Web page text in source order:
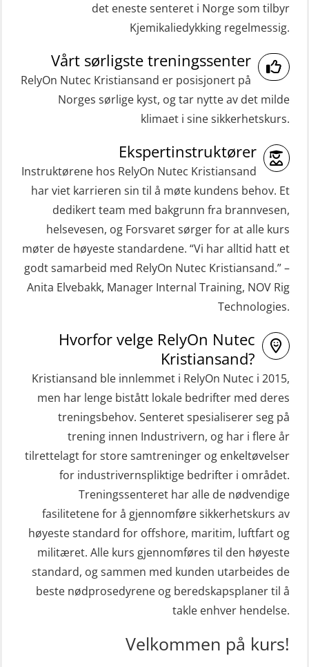
Grunnleggende sikkerhetskurs –
beredskapspersonell med E-læring
(OBSBLE044)
HLO/MOB/Søk- og Redningslag
HLO/Søk & Redningslag kombinasjon
– repetisjon (OSC1161)
Helikopterevakuering inkl.
Pustelunge (OSE1251)
Helikopterevakuering med HABD,
inkl. Brannslukking og Førstehjelp-
sivile mannskaper (FSC119)
inkl. brannslukning (FSC121)
Hjertestarter brukerkurs (OFA107)
Kombi Søk og Redningslag og HLO
repetisjonskurs med e-læring
(ABSBLE010)
Kondisjonstest (OSC151)
Ledertrening i beredskap og
krisehåndtering for plattformsjefer
(OER105)
Livbåtfører FF1200 repetisjon
(OSE1431)
Livbåtfører FF1200 repetisjon
Livbåtfører Sliskelivbåt grunnkurs
Oppdatering medisinsk behandling 8
ROC sertifikat grunnleggende
(GMDSS) (ORC102)
ROC sertifikat repetisjon (GMDSS)
STCW Grunnkurs Redningsfarkoster
(MBSBLE022)
STCW Hurtiggående mann over bord
båt (HMOB) (MSE100)
STCW Hurtiggående mann over bord
båt (HMOB) oppdatering (MSE1001)
STCW Livbåtfører redningsfarkoster
STCW Mann-Over-Bord
(hurtiggående) 32 t m/mørkekjøring
(MSE112)
STCW Redningsfarkost oppdatering
sliskebåt (MSE116)
STCW Sikkerhetsopplæring for
sjøfolk på mindre skip med eLearning
(MBSBLE003)
STCW oppdatering Livbåtfører
redningsfarkoster 8 t – konvensjonell
båt (MSE103)
STCW oppdatering Mann-Over-Bord
(hurtiggående) 16 t m/mørkekjøring
STCW oppgradering for
det eneste senteret i Norge som tilbyr
Kjemikaliedykking regelmessig.
Vårt sørligste treningssenter
RelyOn Nutec Kristiansand er posisjonert på
Norges sørlige kyst, og tar nytte av det milde
klimaet i sine sikkerhetskurs.
Ekspertinstruktører
Instruktørene hos RelyOn Nutec Kristiansand
har viet karrieren sin til å møte kundens behov. Et
dedikert team med bakgrunn fra brannvesen,
helsevesen, og Forsvaret sørger for at alle kurs
møter de høyeste standardene. “Vi har alltid hatt et
godt samarbeid med RelyOn Nutec Kristiansand.” –
Anita Elvebakk, Manager Internal Training, NOV Rig
Technologies.
Hvorfor velge RelyOn Nutec
Kristiansand?
Kristiansand ble innlemmet i RelyOn Nutec i 2015,
men har lenge bistått lokale bedrifter med deres
treningsbehov. Senteret spesialiserer seg på
trening innen Industrivern, og har i flere år
tilrettelagt for store samtreninger og enkeltøvelser
for industrivernspliktige bedrifter i området.
Treningssenteret har alle de nødvendige
fasilitetene for å gjennomføre sikkerhetskurs av
høyeste standard for offshore, maritim, luftfart og
militæret. Alle kurs gjennomføres til den høyeste
standard, og sammen med kunden utarbeides de
beste nødprosedyrene og beredskapsplaner til å
takle enhver hendelse.
Velkommen på kurs!